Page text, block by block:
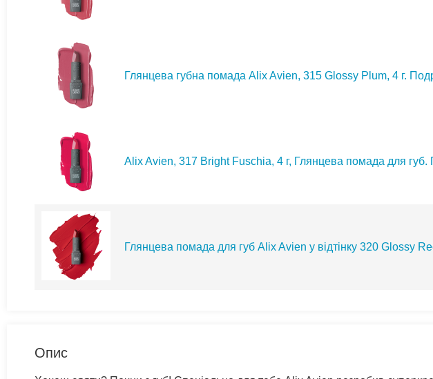
Глянцева губна помада Alix Avien, 315 Glossy Plum, 4 г.
Alix Avien, 317 Bright Fuschia, 4 г, Глянцева помада для губ.
Глянцева помада для губ Alix Avien у відтінку 320 Glossy
Опис